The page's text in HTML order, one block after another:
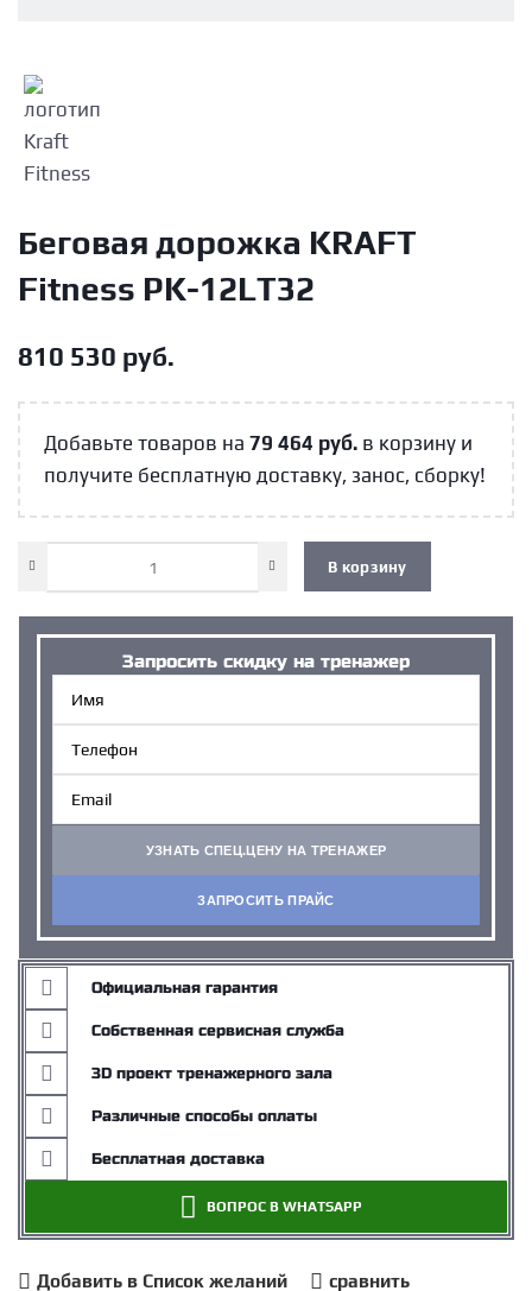
Беговая дорожка KRAFT
Fitness PK-12LT32
810 530 руб.
Добавьте товаров на 79 464 руб. в корзину и
получите бесплатную доставку, занос, сборку!
В корзину
Запросить cкидку на тренажер
УЗНАТЬ СПЕЦ.ЦЕНУ НА ТРЕНАЖЕР
ЗАПРОСИТЬ ПРАЙС
Официальная гарантия
Собственная сервисная служба
3D проект тренажерного зала
Различные способы оплаты
Бесплатная доставка
ВОПРОС В WHATSAPP
Добавить в Список желаний сравнить